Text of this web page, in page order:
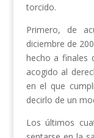
torcido.
Primero, de
diciembre de
hecho a finales
acogido al
en el que
decirlo de un
Los últimos